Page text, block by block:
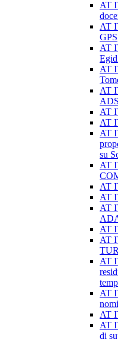
AT
AT
GPS
AT
AT
AT
AT
AT
AT
su
AT
AT
AT
AT
AT
AT
AT
AT
AT
AT
di